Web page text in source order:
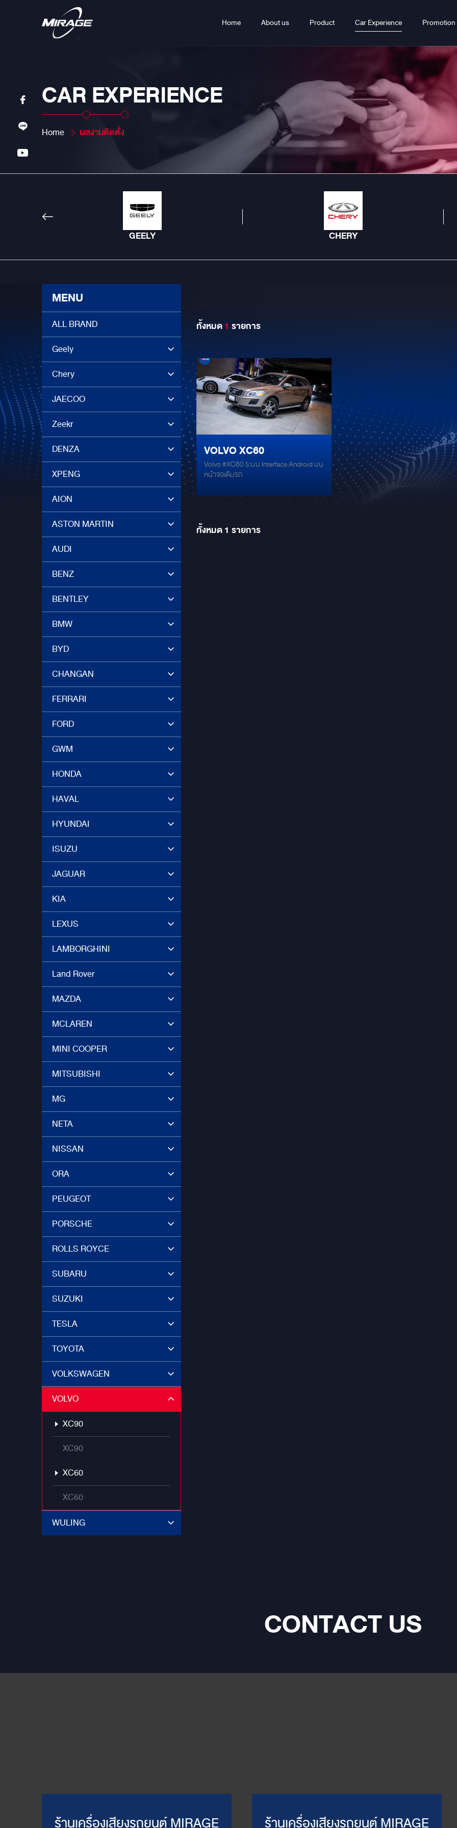
Home About us Product Car Experience Promotion
CAR EXPERIENCE
Home ผลงานติดตั้ง
GEELY CHERY
MENU
ALL BRAND
Geely
Chery
JAECOO
Zeekr
DENZA
XPENG
AION
ASTON MARTIN
AUDI
BENZ
BENTLEY
BMW
BYD
CHANGAN
FERRARI
FORD
GWM
HONDA
HAVAL
HYUNDAI
ISUZU
JAGUAR
KIA
LEXUS
LAMBORGHINI
Land Rover
MAZDA
MCLAREN
MINI COOPER
MITSUBISHI
MG
NETA
NISSAN
ORA
PEUGEOT
PORSCHE
ROLLS ROYCE
SUBARU
SUZUKI
TESLA
TOYOTA
VOLKSWAGEN
VOLVO
XC90
XC90
XC60
XC60
WULING
ทั้งหมด1 รายการ
VOLVO XC60
Volvo #XC60 ระบบ Interface Android บน
หน้าจอเดิมรถ
ทั้งหมด1 รายการ
CONTACT US
ร้านเครื่องเสียงรถยนต์ MIRAGE ร้านเครื่องเสียงรถยนต์ MIRAGE